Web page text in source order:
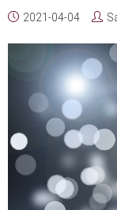
2021-04-04